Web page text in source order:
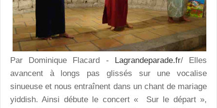
Par Dominique Flacard - Lagrandeparade.fr/ Elles
avancent à longs pas glissés sur une vocalise
sinueuse et nous entraînent dans un chant de mariage
yiddish. Ainsi débute le concert « Sur le départ »,